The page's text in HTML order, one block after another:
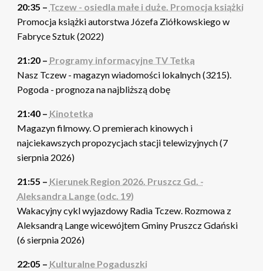
20:35 – Tczew - osiedla małe i duże. Promocja książki
Promocja książki autorstwa Józefa Ziółkowskiego w
Fabryce Sztuk (2022)
21:20 – Programy informacyjne TV Tetka
Nasz Tczew - magazyn wiadomości lokalnych (3215).
Pogoda - prognoza na najbliższą dobę
21:40 – Kinotetka
Magazyn filmowy. O premierach kinowych i
najciekawszych propozycjach stacji telewizyjnych (7
sierpnia 2026)
21:55 – Kierunek Region 2026. Pruszcz Gd. -
Aleksandra Lange (odc. 19)
Wakacyjny cykl wyjazdowy Radia Tczew. Rozmowa z
Aleksandrą Lange wicewójtem Gminy Pruszcz Gdański
(6 sierpnia 2026)
22:05 – Kulturalne Pogaduszki